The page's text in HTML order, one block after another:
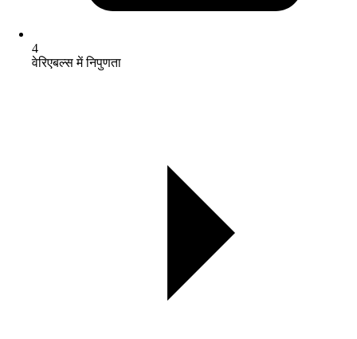
4
वेरिएबल्स में निपुणता